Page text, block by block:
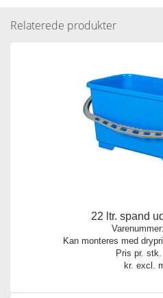
Læs resten.
Antal pr.
1
Vægt
0.000
Antal pr.
0
Relaterede produkter
22 ltr. spand
Varenummer:
Kan monteres med
Pris pr. stk.
kr. excl.